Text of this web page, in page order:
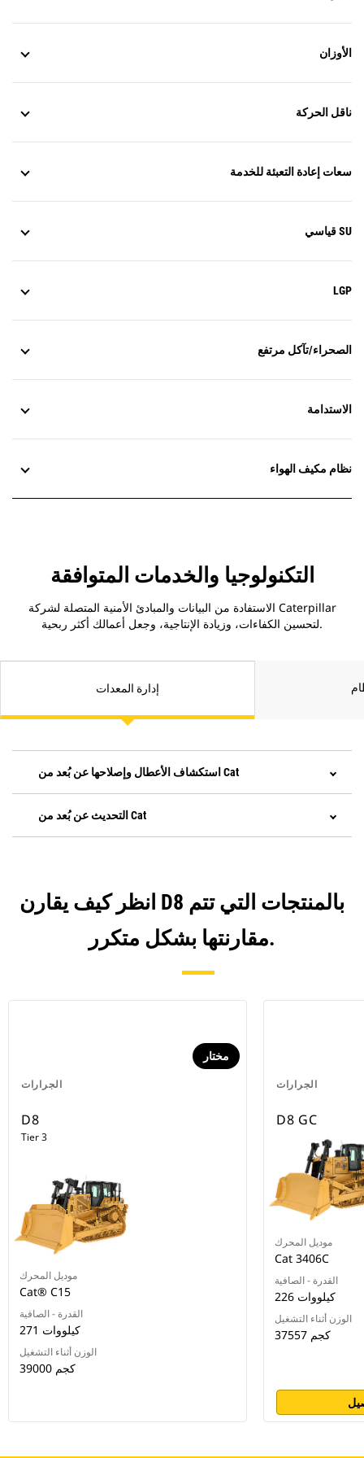
الأوزان
ناقل الحركة
سعات إعادة التعبئة للخدمة
SU قياسي
LGP
الصحراء/تآكل مرتفع
الاستدامة
نظام مكيف الهواء
التكنولوجيا والخدمات المتوافقة
الاستفادة من البيانات والمبادئ الأمنية المتصلة لشركة Caterpillar
لتحسين الكفاءات، وزيادة الإنتاجية، وجعل أعمالك أكثر ربحية.
إدارة المعدات
استكشاف الأعطال وإصلاحها عن بُعد من Cat
التحديث عن بُعد من Cat
انظر كيف يقارن D8 بالمنتجات التي تتم
مقارنتها بشكل متكرر.
الجرارات
مختار
D8
Tier 3
موديل المحرك
Cat® C15
القدرة - الصافية
271 كيلووات
الوزن أثناء التشغيل
39000 كجم
الجرارات
D8 GC
موديل المحرك
Cat 3406C
القدرة - الصافية
226 كيلووات
الوزن أثناء التشغيل
37557 كجم